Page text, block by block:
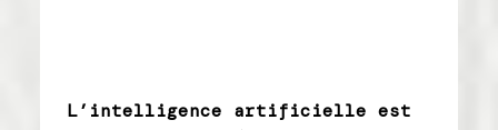
L’intelligence artificielle est